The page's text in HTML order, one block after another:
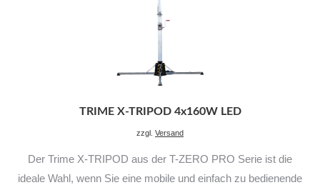
TRIME X-TRIPOD 4x160W LED
zzgl. Versand
Der Trime X-TRIPOD aus der T-ZERO PRO Serie ist die
ideale Wahl, wenn Sie eine mobile und einfach zu bedienende